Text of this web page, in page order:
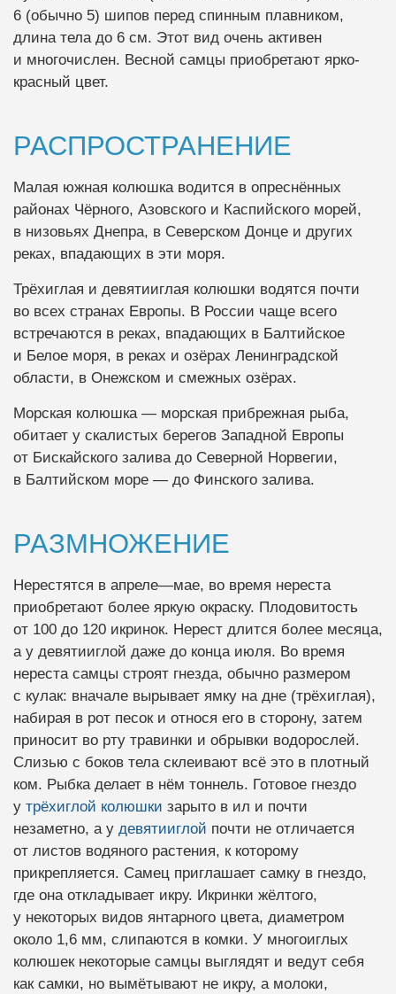
6 (обычно 5) шипов перед спинным плавником,
длина тела до 6 см. Этот вид очень активен
и многочислен. Весной самцы приобретают ярко-
красный цвет.
РАСПРОСТРАНЕНИЕ
Малая южная колюшка водится в опреснённых
районах Чёрного, Азовского и Каспийского морей,
в низовьях Днепра, в Северском Донце и других
реках, впадающих в эти моря.
Трёхиглая и девятииглая колюшки водятся почти
во всех странах Европы. В России чаще всего
встречаются в реках, впадающих в Балтийское
и Белое моря, в реках и озёрах Ленинградской
области, в Онежском и смежных озёрах.
Морская колюшка — морская прибрежная рыба,
обитает у скалистых берегов Западной Европы
от Бискайского залива до Северной Норвегии,
в Балтийском море — до Финского залива.
РАЗМНОЖЕНИЕ
Нерестятся в апреле—мае, во время нереста
приобретают более яркую окраску. Плодовитость
от 100 до 120 икринок. Нерест длится более месяца,
а у девятииглой даже до конца июля. Во время
нереста самцы строят гнезда, обычно размером
с кулак: вначале вырывает ямку на дне (трёхиглая),
набирая в рот песок и относя его в сторону, затем
приносит во рту травинки и обрывки водорослей.
Слизью с боков тела склеивают всё это в плотный
ком. Рыбка делает в нём тоннель. Готовое гнездо
у трёхиглой колюшки зарыто в ил и почти
незаметно, а у девятииглой почти не отличается
от листов водяного растения, к которому
прикрепляется. Самец приглашает самку в гнездо,
где она откладывает икру. Икринки жёлтого,
у некоторых видов янтарного цвета, диаметром
около 1,6 мм, слипаются в комки. У многоиглых
колюшек некоторые самцы выглядят и ведут себя
как самки, но вымётывают не икру, а молоки,